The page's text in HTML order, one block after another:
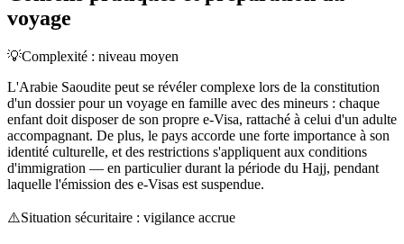
voyage
💡Complexité : niveau moyen
L'Arabie Saoudite peut se révéler complexe lors de la constitution
d'un dossier pour un voyage en famille avec des mineurs : chaque
enfant doit disposer de son propre e-Visa, rattaché à celui d'un adulte
accompagnant. De plus, le pays accorde une forte importance à son
identité culturelle, et des restrictions s'appliquent aux conditions
d'immigration — en particulier durant la période du Hajj, pendant
laquelle l'émission des e-Visas est suspendue.
⚠️Situation sécuritaire : vigilance accrue